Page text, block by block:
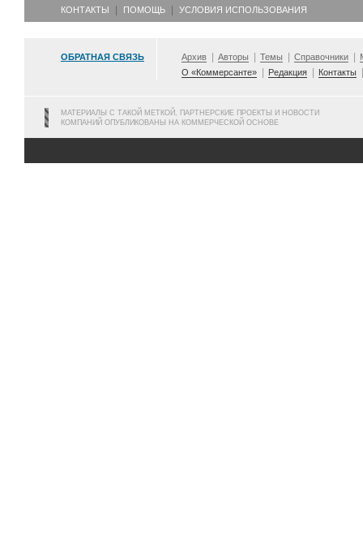
КОНТАКТЫ ПОМОЩЬ УСЛОВИЯ ИСПОЛЬЗОВАНИЯ
ОБРАТНАЯ СВЯЗЬ Архив Авторы Темы Справочники
О «Коммерсанте»
Редакция Контакты
МАТЕРИАЛЫ С ТАКОЙ МЕТКОЙ, ПАРТНЕРСКИЕ ПРОЕКТЫ И НОВОСТИ
КОМПАНИЙ ОПУБЛИКОВАНЫ НА КОММЕРЧЕСКОЙ ОСНОВЕ